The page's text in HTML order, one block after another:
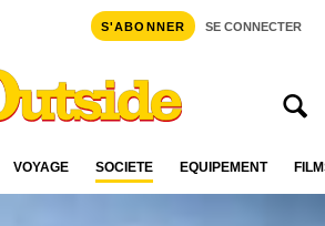
S'ABONNER SE CONNECTER
VOYAGE SOCIÉTÉ ÉQUIPEMENT